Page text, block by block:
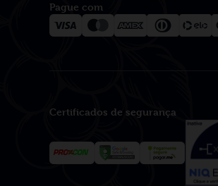
Pague com
Certificados de segurança